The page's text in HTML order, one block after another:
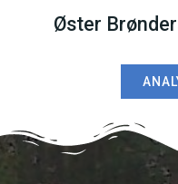
Øster